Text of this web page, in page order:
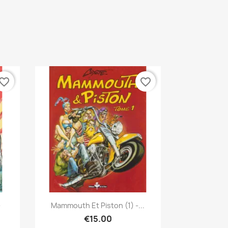
Quick view
Mammouth Et Piston (1) -...
€15.00
favorite_border